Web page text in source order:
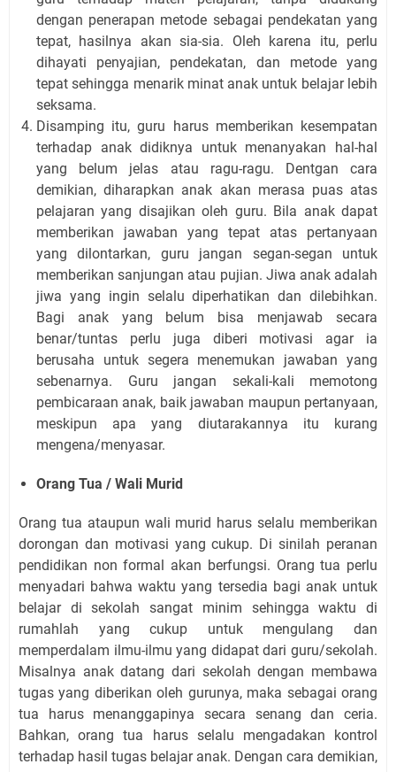
dengan penerapan metode sebagai pendekatan yang
tepat, hasilnya akan sia-sia. Oleh karena itu, perlu
dihayati penyajian, pendekatan, dan metode yang
tepat sehingga menarik minat anak untuk belajar lebih
seksama.
Disamping itu, guru harus memberikan kesempatan
terhadap anak didiknya untuk menanyakan hal-hal
yang belum jelas atau ragu-ragu. Dentgan cara
demikian, diharapkan anak akan merasa puas atas
pelajaran yang disajikan oleh guru. Bila anak dapat
memberikan jawaban yang tepat atas pertanyaan
yang dilontarkan, guru jangan segan-segan untuk
memberikan sanjungan atau pujian. Jiwa anak adalah
jiwa yang ingin selalu diperhatikan dan dilebihkan.
Bagi anak yang belum bisa menjawab secara
benar/tuntas perlu juga diberi motivasi agar ia
berusaha untuk segera menemukan jawaban yang
sebenarnya. Guru jangan sekali-kali memotong
pembicaraan anak, baik jawaban maupun pertanyaan,
meskipun apa yang diutarakannya itu kurang
mengena/menyasar.
Orang Tua / Wali Murid
Orang tua ataupun wali murid harus selalu memberikan
dorongan dan motivasi yang cukup. Di sinilah peranan
pendidikan non formal akan berfungsi. Orang tua perlu
menyadari bahwa waktu yang tersedia bagi anak untuk
belajar di sekolah sangat minim sehingga waktu di
rumahlah yang cukup untuk mengulang dan
memperdalam ilmu-ilmu yang didapat dari guru/sekolah.
Misalnya anak datang dari sekolah dengan membawa
tugas yang diberikan oleh gurunya, maka sebagai orang
tua harus menanggapinya secara senang dan ceria.
Bahkan, orang tua harus selalu mengadakan kontrol
terhadap hasil tugas belajar anak. Dengan cara demikian,